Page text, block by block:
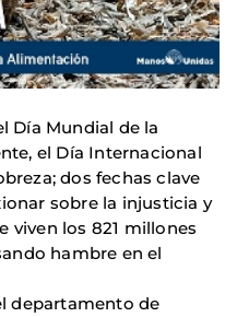
Día Mundial de la
el Día Internacional
dos fechas clave
sobre la injusticia y
viven los 821 millones
hambre en el
departamento de